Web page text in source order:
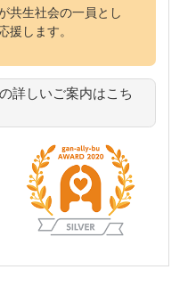
共生社会の一員とし
援します。
詳しいご案内はこち